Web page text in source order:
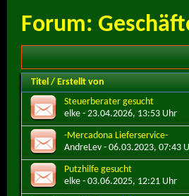
Forum:
Titel / Erstellt von
Steuerberater gesucht
elke - 23.04.2026, 13:53 Uhr
-Mercadona Lieferservice-
AndreLev - 06.03.2023, 07:43
Putzhilfe gesucht
elke - 03.06.2025, 12:21 Uhr